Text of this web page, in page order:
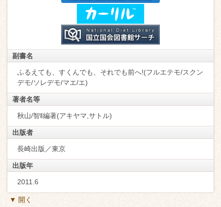
副書名
ふるえても、すくんでも、それでも前へ!(フルエテモ/スクン
デモ/ソレデモ/マエ/エ)
著者名等
秋山/智‖編著(アキヤマ,サトル)
出版者
長崎出版／東京
出版年
2011.6
▼ 開く